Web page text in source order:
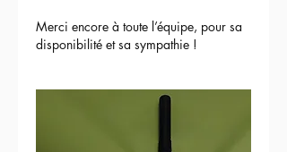
Merci encore à toute l’équipe, pour sa
disponibilité et sa sympathie !